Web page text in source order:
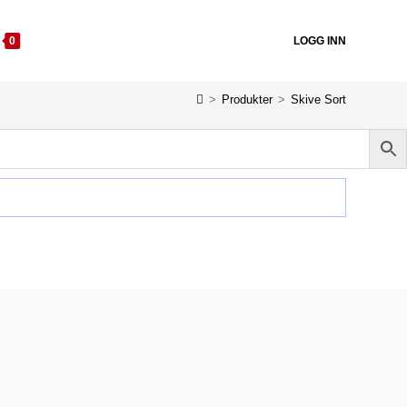
LOGG INN
0
> Produkter > Skive Sort